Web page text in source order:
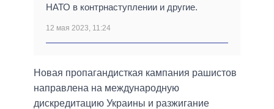
НАТО в контрнаступлении и другие.
12 мая 2023, 11:24
Новая пропагандисткая кампания рашистов
направлена на международную
дискредитацию Украины и разжигание